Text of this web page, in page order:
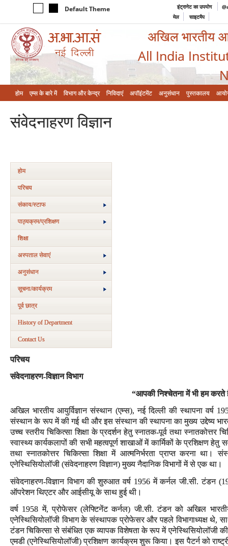
Default Theme इंट्रानेट का उपयोग
मेल
साइटमैप
अखिल भारतीय
All India
होम एम्‍स के बारे में विभाग और केन्‍द्र निविदाएं अपॉइंटमेंट अनुसंधान पुस्तकालय
संवेदनाहरण विज्ञान
होम
परिचय
संकाय/स्‍टाफ
पाठ्यक्रम/प्रशिक्षण
शिक्षा
अस्‍पताल सेवाएं
अनुसंधान
सूचना/कार्यक्रम
पूर्व छात्र
History of Department
Contact Us
परिचय
संवेदनाहरण-विज्ञान विभाग
“आपकी निश्चेतना में भी हम
अखिल भारतीय आयुर्विज्ञान संस्थान (एम्स), नई दिल्ली की स्थापना वर्ष
संस्थान के रूप में की गई थी और इस संस्थान की स्थापना का मुख्य उद्देष्य
उच्च स्तरीय चिकित्सा शिक्षा के प्रदर्शन हेतु स्नातक-पूर्व तथा स्नातकोत्तर
स्वास्थ्य कार्यकलापों की सभी महत्वपूर्ण शाखाओं में कार्मिकों के प्रशिक्षण हेतु
तथा स्नातकोत्तर चिकित्सा शिक्षा में आत्मनिर्भरता प्राप्त करना
एनेस्थिसियोलॉजी (संवेदनाहरण विज्ञान) मुख्य नैदानिक विभागों में से एक था।
संवेदनाहरण-विज्ञान विभाग की शुरुआत वर्ष 1956 में कर्नल जी.सी. टंडन
ऑपरेशन थिएटर और आईसीयू के साथ हुई थी।
वर्ष 1958 में, प्रोफेसर (लेफ्टिनेंट कर्नल) जी.सी. टंडन को अखिल
एनेस्थिसियोलॉजी विभाग के संस्थापक प्रोफेसर और पहले विभागाध्यक्ष थे,
टंडन चिकित्सा से संबंधित एक व्यापक विशेषता के रूप में एनेस्थिसियोलॉजी की
एमडी (एनेस्थिसियोलॉजी) प्रशिक्षण कार्यक्रम शुरू किया। इस पैटर्न को